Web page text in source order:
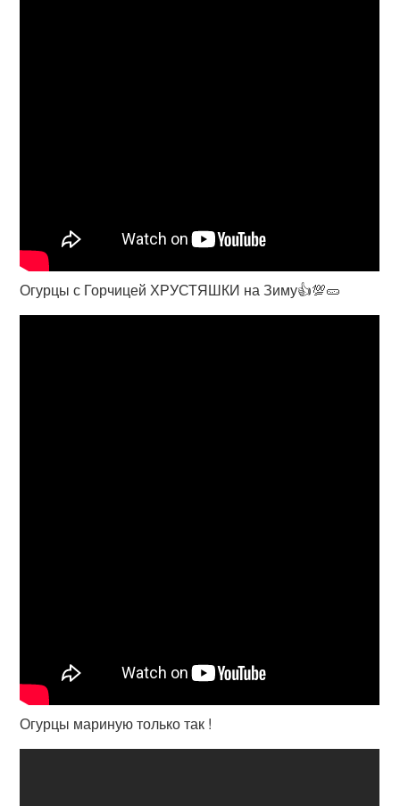
Огурцы с Горчицей ХРУСТЯШКИ на Зиму👍💯🥒
Огурцы мариную только так !